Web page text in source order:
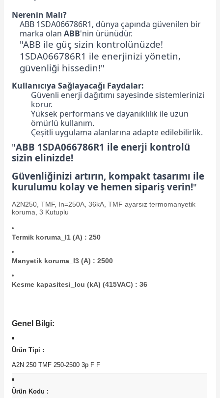
Nerenin Malı?
ABB 1SDA066786R1, dünya çapında güvenilen bir
marka olan ABB'nin ürünüdür.
"ABB ile güç sizin kontrolünüzde!
1SDA066786R1 ile enerjinizi yönetin,
güvenliği hissedin!"
Kullanıcıya Sağlayacağı Faydalar:
Güvenli enerji dağıtımı sayesinde sistemlerinizi
korur.
Yüksek performans ve dayanıklılık ile uzun
ömürlü kullanım.
Çeşitli uygulama alanlarına adapte edilebilirlik.
"ABB 1SDA066786R1 ile enerji kontrolü
sizin elinizde!
Güvenliğinizi artırın, kompakt tasarımı ile
kurulumu kolay ve hemen sipariş verin!"
A2N250, TMF, In=250A, 36kA, TMF ayarsız termomanyetik
koruma, 3 Kutuplu
Termik koruma_I1 (A) : 250
Manyetik koruma_I3 (A) : 2500
Kesme kapasitesi_Icu (kA) (415VAC) : 36
Genel Bilgi:
Ürün Tipi :
A2N 250 TMF 250-2500 3p F F
Ürün Kodu :